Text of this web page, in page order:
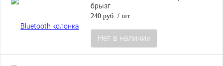
брызг
240 руб. / шт
Нет в наличии